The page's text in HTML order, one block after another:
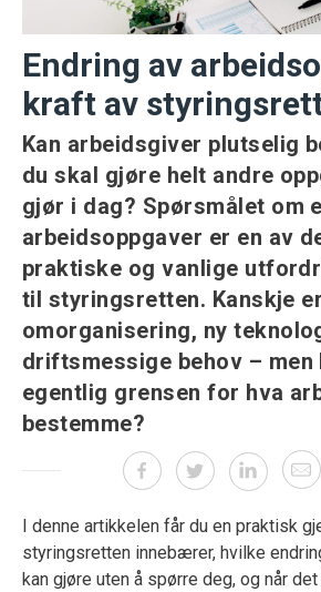
Endring av
kraft av
Kan arbeidsgiver plutselig
du skal gjøre helt andre
gjør i dag? Spørsmålet om
arbeidsoppgaver er en av
praktiske og vanlige
til styringsretten. Kanskje
omorganisering, ny
driftsmessige behov – men
egentlig grensen for hva
bestemme?
I denne artikkelen får du en praktisk
styringsretten innebærer, hvilke
kan gjøre uten å spørre deg, og når